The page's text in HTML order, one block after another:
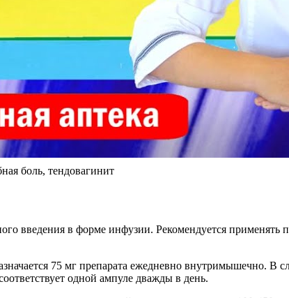
боль, тендовагинит
введения в форме инфузии. Рекомендуется применять
75 мг препарата ежедневно внутримышечно. В
одной ампуле дважды в день.